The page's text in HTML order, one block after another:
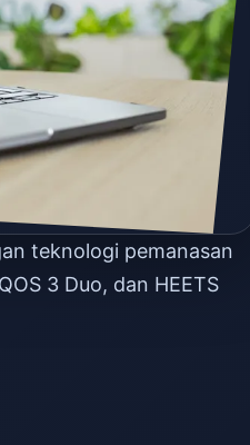
teknologi pemanasan
3 Duo, dan HEETS